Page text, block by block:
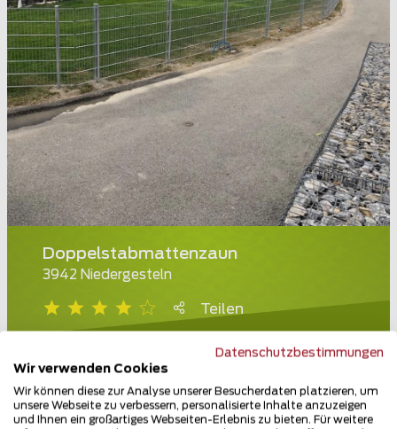
Doppelstabmattenzaun
3942 Niedergesteln
Teilen
Datenschutzbestimmungen
Wir verwenden Cookies
Wir können diese zur Analyse unserer Besucherdaten platzieren, um
unsere Webseite zu verbessern, personalisierte Inhalte anzuzeigen
und Ihnen ein großartiges Webseiten-Erlebnis zu bieten. Für weitere